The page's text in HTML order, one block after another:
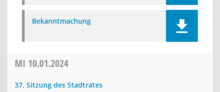
Bekanntmachung
MI 10.01.2024
37. Sitzung des Stadtrates